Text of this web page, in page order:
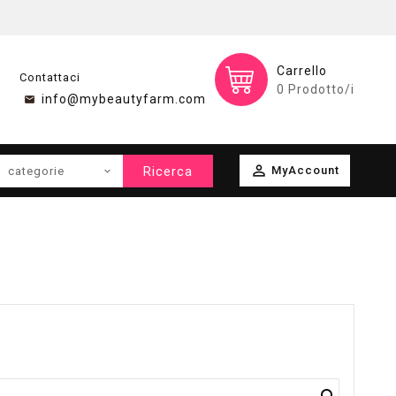
Carrello
0 Prodotto/i
Contattaci
info@mybeautyfarm.com
Ricerca  MyAccount